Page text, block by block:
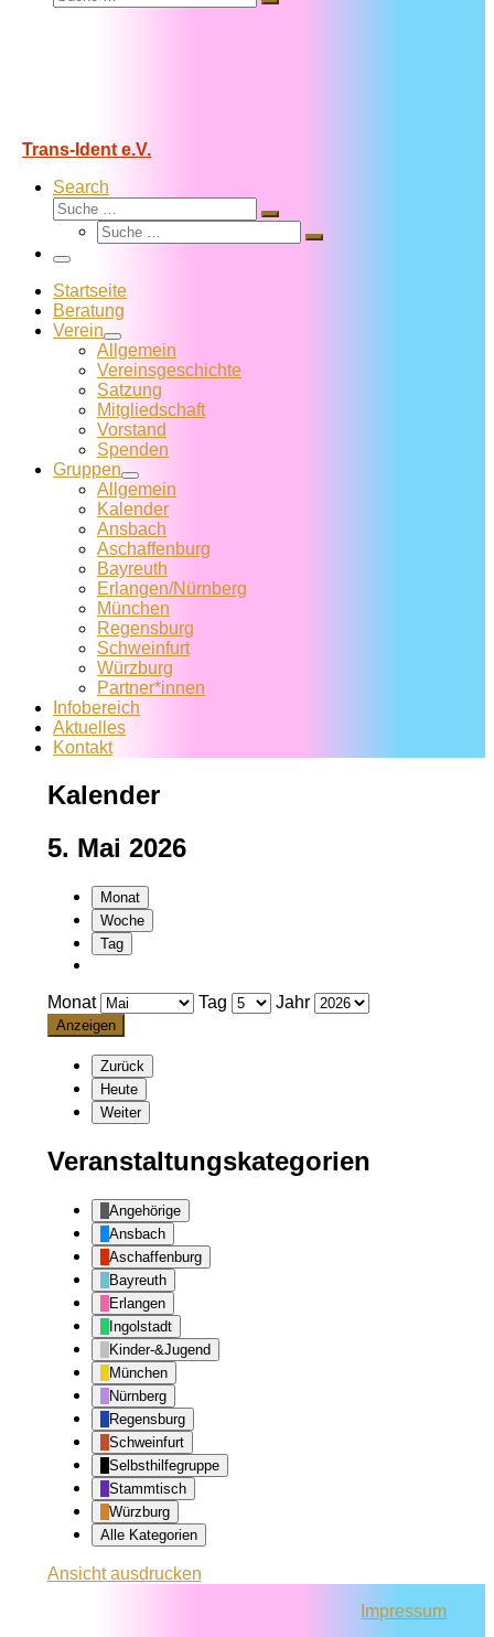
Suche
Trans-Ident e.V.
Search
Suche
Suche
Suche
Suche
Menü
Startseite
Beratung
Verein
Allgemein
Vereins­geschichte
Satzung
Mitglied­schaft
Vorstand
Spenden
Gruppen
Allgemein
Kalender
Ansbach
Aschaffenburg
Bayreuth
Erlangen/Nürnberg
München
Regensburg
Schweinfurt
Würzburg
Partner*innen
Infobereich
Aktuelles
Kontakt
Kalender
5. Mai 2026
Monat
Woche
Tag
Monat Tag Jahr
Zurück
Heute
Weiter
Veranstaltungskategorien
Angehörige
Ansbach
Aschaffenburg
Bayreuth
Erlangen
Ingolstadt
Kinder-&Jugend
München
Nürnberg
Regensburg
Schweinfurt
Selbsthilfegruppe
Stammtisch
Würzburg
Alle Kategorien
Ansichtausdrucken
Impressum